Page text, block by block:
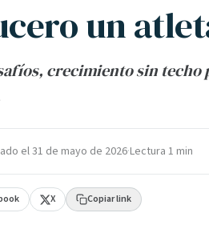
un
crecimiento sin techo
el31 de mayo de 2026·Lectura 1 min
X Copiar link